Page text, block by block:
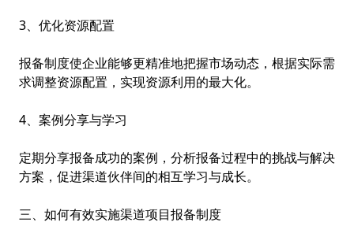
3、优化资源配置
报备制度使企业能够更精准地把握市场动态，根据实际需
求调整资源配置，实现资源利用的最大化。
4、案例分享与学习
定期分享报备成功的案例，分析报备过程中的挑战与解决
方案，促进渠道伙伴间的相互学习与成长。
三、如何有效实施渠道项目报备制度